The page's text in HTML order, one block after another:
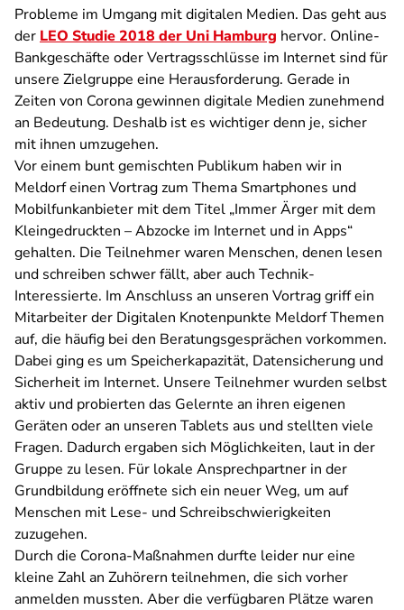
Probleme im Umgang mit digitalen Medien. Das geht aus
der LEO Studie 2018 der Uni Hamburg hervor. Online-
Bankgeschäfte oder Vertragsschlüsse im Internet sind für
unsere Zielgruppe eine Herausforderung. Gerade in
Zeiten von Corona gewinnen digitale Medien zunehmend
an Bedeutung. Deshalb ist es wichtiger denn je, sicher
mit ihnen umzugehen.
Vor einem bunt gemischten Publikum haben wir in
Meldorf einen Vortrag zum Thema Smartphones und
Mobilfunkanbieter mit dem Titel „Immer Ärger mit dem
Kleingedruckten – Abzocke im Internet und in Apps“
gehalten. Die Teilnehmer waren Menschen, denen lesen
und schreiben schwer fällt, aber auch Technik-
Interessierte. Im Anschluss an unseren Vortrag griff ein
Mitarbeiter der Digitalen Knotenpunkte Meldorf Themen
auf, die häufig bei den Beratungsgesprächen vorkommen.
Dabei ging es um Speicherkapazität, Datensicherung und
Sicherheit im Internet. Unsere Teilnehmer wurden selbst
aktiv und probierten das Gelernte an ihren eigenen
Geräten oder an unseren Tablets aus und stellten viele
Fragen. Dadurch ergaben sich Möglichkeiten, laut in der
Gruppe zu lesen. Für lokale Ansprechpartner in der
Grundbildung eröffnete sich ein neuer Weg, um auf
Menschen mit Lese- und Schreibschwierigkeiten
zuzugehen.
Durch die Corona-Maßnahmen durfte leider nur eine
kleine Zahl an Zuhörern teilnehmen, die sich vorher
anmelden mussten. Aber die verfügbaren Plätze waren